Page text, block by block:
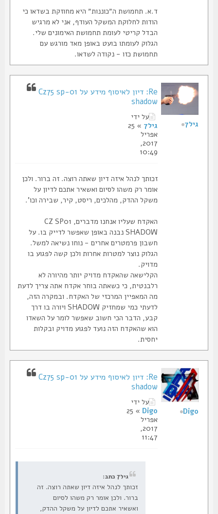
ד.א. תחמושת ה״כוננות״ היא מחוזקת בשדאו כי
הודות לחלוקת המשקל העודף, אני לא מרגיש
הבדל קריטי לעומת תחמושת האימונים שלי.
הגלוק לעומתו בועט באופן מאד מורגש עם
תחמושת כזו - נקודה לשדאו.
Re: דיון לאיסוף מידע על Cz75 sp-01
shadow
על ידי
» 25
אפריל
2017,
10:49
זכותך לנהל איזה דיון שאתה רוצה. זה ברור. ולכן
אומר רק משהו לסיום ואשאיר אתכם לדיון על
משקל ההדק, מהלכים, ריסט, קיר, שבירה וכו'.
האקדח שעליו אנחנו מדברים, CZ SP01
SHADOW נבנה באופן שאפשר לדייק בו. על
חשבון פרמטרים אחרים - נוחו נשיאה למשל.
הגלוק נוצר למטרות אחרות ולכן קשה לפגוע בו
מדויק.
הקלישאה שהאקדח מדויק יותר מהיורה לא
רלבנטית, כי כשאתה בוחר אקדח אתה צריך לדעת
מה המאפיין המרכזי של האקדח. ובמקרה הזה,
לדעתי כמי שמחזיק SHADOW ויורה בו דרך
קבע, הדבר הכי חשוב שאפשר לומר על השאדו
הוא שהאקדח הזה נועד לפגוע מדויק ובקלות
יחסית.
Re: דיון לאיסוף מידע על Cz75 sp-01
shadow
על ידי
Digo
» 25
אפריל
2017,
11:47
גיל7 כתב:
זכותך לנהל איזה דיון שאתה רוצה. זה
ברור. ולכן אומר רק משהו לסיום
ואשאיר אתכם לדיון על משקל ההדק,
Digo